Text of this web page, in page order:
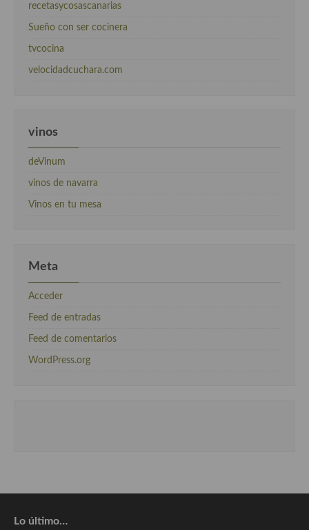
recetasycosascanarias
Sueño con ser cocinera
tvcocina
velocidadcuchara.com
vinos
deVinum
vinos de navarra
Vinos en tu mesa
Meta
Acceder
Feed de entradas
Feed de comentarios
WordPress.org
Lo último…